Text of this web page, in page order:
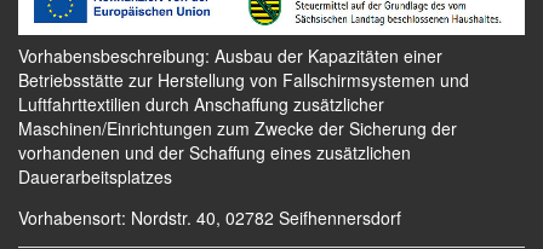
Vorhabensbeschreibung: Ausbau der Kapazitäten einer
Betriebsstätte zur Herstellung von Fallschirmsystemen und
Luftfahrttextilien durch Anschaffung zusätzlicher
Maschinen/Einrichtungen zum Zwecke der Sicherung der
vorhandenen und der Schaffung eines zusätzlichen
Dauerarbeitsplatzes
Vorhabensort: Nordstr. 40, 02782 Seifhennersdorf